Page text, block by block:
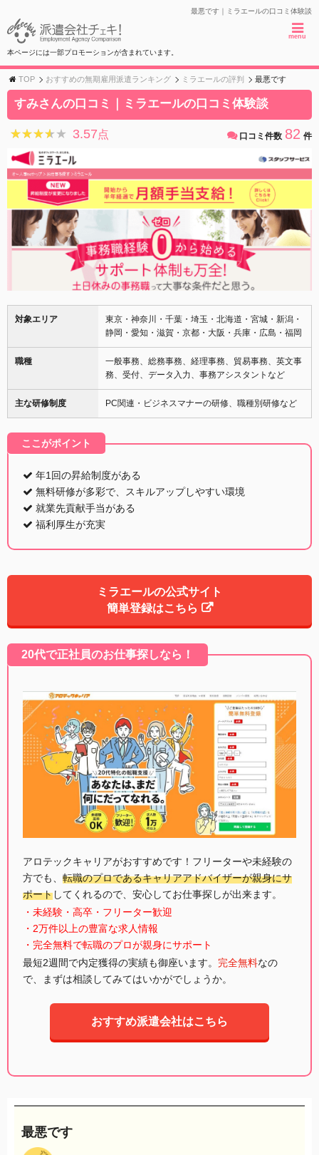
最悪です｜ミラエールの口コミ体験談
menu
本ページには一部プロモーションが含まれています。
TOP おすすめの無期雇用派遣ランキング ミラエールの評判 最悪です
すみさんの口コミ｜ミラエールの口コミ体験談
★★★★★
★★★★★ 3.57点 口コミ件数 82 件
対象エリア
東京・神奈川・千葉・埼玉・北海道・宮城・新潟・
静岡・愛知・滋賀・京都・大阪・兵庫・広島・福岡
職種
一般事務、総務事務、経理事務、貿易事務、英文事
務、受付、データ入力、事務アシスタントなど
主な研修制度 PC関連・ビジネスマナーの研修、職種別研修など
ここがポイント
年1回の昇給制度がある
無料研修が多彩で、スキルアップしやすい環境
就業先貢献手当がある
福利厚生が充実
ミラエールの公式サイト
簡単登録はこちら
20代で正社員のお仕事探しなら！
アロテックキャリアがおすすめです！フリーターや未経験の
方でも、 転職のプロであるキャリアアドバイザーが親身にサ
ポートしてくれるので、安心してお仕事探しが出来ます。
・未経験・高卒・フリーター歓迎
・2万件以上の豊富な求人情報
・完全無料で転職のプロが親身にサポート
最短2週間で内定獲得の実績も御座います。 完全無料なの
で、まずは相談してみてはいかがでしょうか。
おすすめ派遣会社はこちら
最悪です